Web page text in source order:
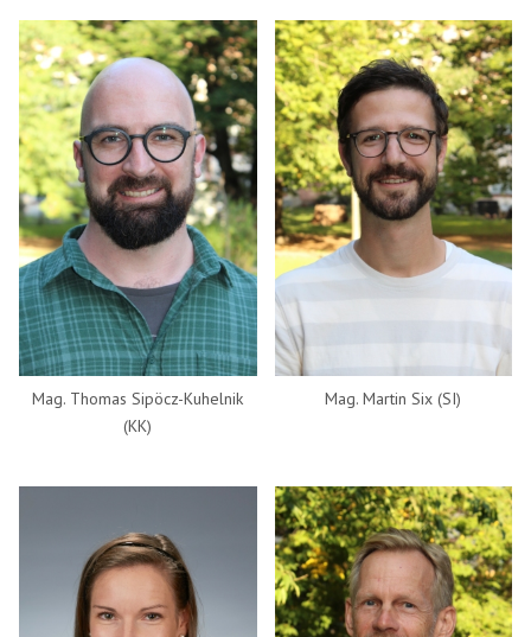
Mag. Thomas Sipöcz-Kuhelnik
(KK)
Mag. Martin Six (SI)